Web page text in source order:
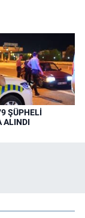
ŞÜPHELİ
ALINDI